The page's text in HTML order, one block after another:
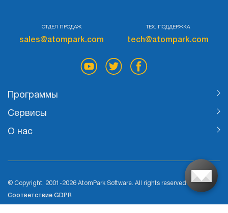
ОТДЕЛ ПРОДАЖ
sales@atompark.com
ТЕХ. ПОДДЕРЖКА
tech@atompark.com
Программы
Сервисы
О нас
© Copyright, 2001-2026 AtomPark Software. All rights reserved
Соответствие GDPR